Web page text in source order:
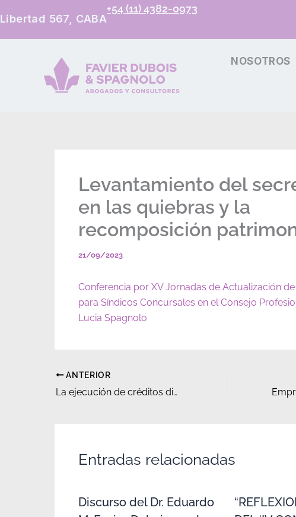
Libertad 567, CABA
+54 (11) 4382-0973
NOSOTROS
Levantamiento del
en las quiebras y la
recomposición
21/09/2023
Conferencia por XV Jornadas de Actualización
para Síndicos Concursales en el Consejo
Lucia Spagnolo
ANTERIOR
La ejecución de créditos digitalizados. Dificultades y necesarias reformas procesales
Entradas relacionadas
Discurso del Dr. Eduardo